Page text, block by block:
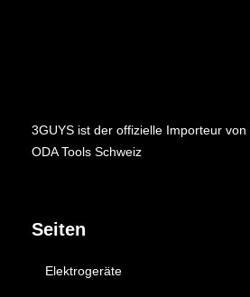
3GUYS ist der offizielle Importeur
ODA Tools Schweiz
Seiten
Elektrogeräte